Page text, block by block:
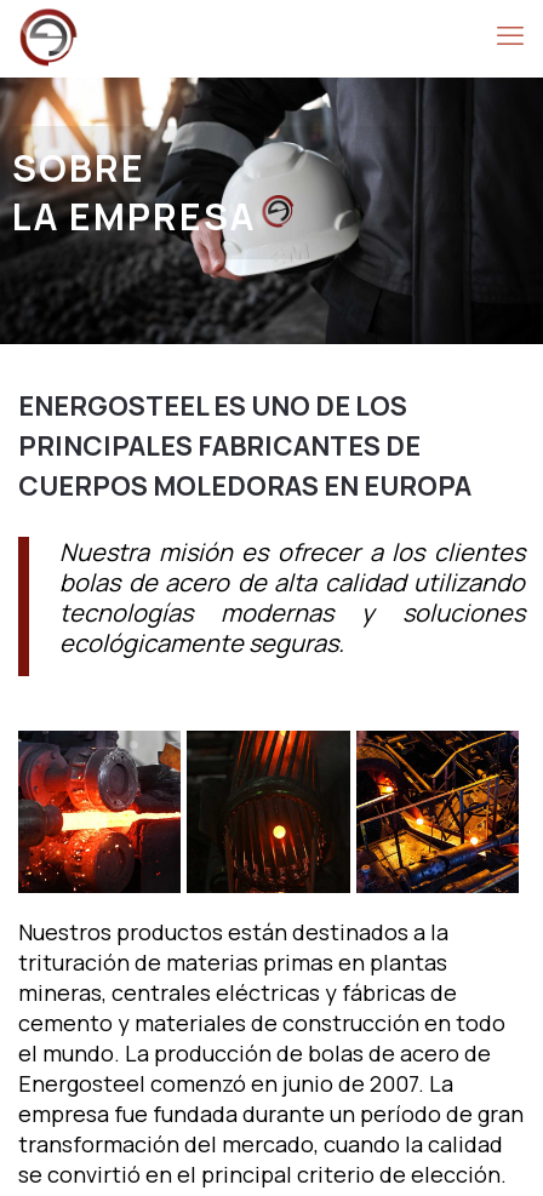
SOBRE
LA EMPRESA
ENERGOSTEEL ES UNO DE LOS
PRINCIPALES FABRICANTES DE
CUERPOS MOLEDORAS EN EUROPA
Nuestra misión es ofrecer a los clientes
bolas de acero de alta calidad utilizando
tecnologías modernas y soluciones
ecológicamente seguras.
Nuestros productos están destinados a la
trituración de materias primas en plantas
mineras, centrales eléctricas y fábricas de
cemento y materiales de construcción en todo
el mundo. La producción de bolas de acero de
Energosteel comenzó en junio de 2007. La
empresa fue fundada durante un período de gran
transformación del mercado, cuando la calidad
se convirtió en el principal criterio de elección.